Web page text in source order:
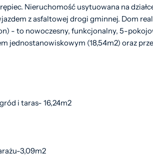
Nieruchomość usytuowana na
z asfaltowej drogi gminnej. Dom
- to nowoczesny, funkcjonalny, 5-
jednostanowiskowym (18,54m2) oraz
i taras- 16,24m2
3,09m2